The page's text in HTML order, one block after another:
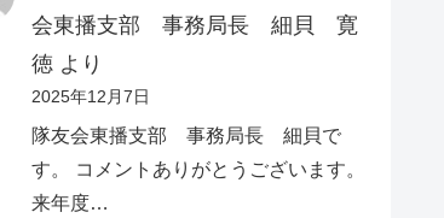
会東播支部 事務局長 細貝 寛
徳より
2025年12月7日
隊友会東播支部 事務局長 細貝で
す。 コメントありがとうございます。
来年度…